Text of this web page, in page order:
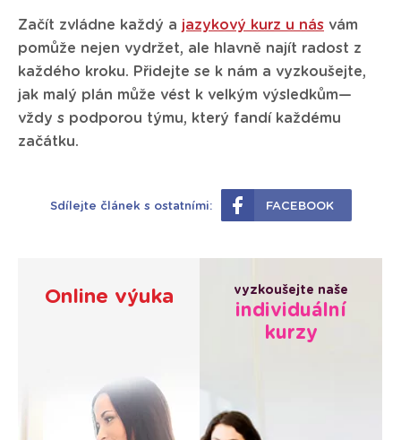
Začít zvládne každý a jazykový kurz u nás vám
pomůže nejen vydržet, ale hlavně najít radost z
každého kroku. Přidejte se k nám a vyzkoušejte,
jak malý plán může vést k velkým výsledkům—
vždy s podporou týmu, který fandí každému
začátku.​
Sdílejte článek s ostatními: FACEBOOK
Online výuka vyzkoušejte naše
individuální
kurzy